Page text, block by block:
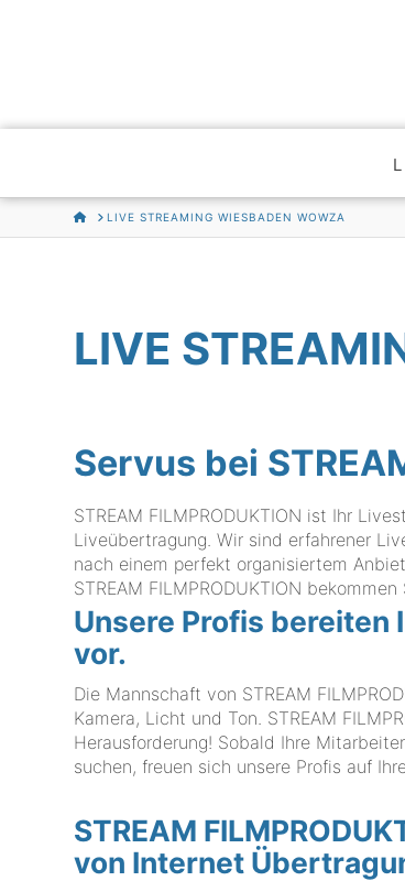
HOMELIVE STREAMING WIESBADEN WOWZA
LIVE
Servus bei
STREAM FILMPRODUKTION ist Ihr
Liveübertragung. Wir sind erfahrener
nach einem perfekt organisiertem
STREAM FILMPRODUKTION
Unsere Profis bereiten
vor.
Die Mannschaft von STREAM
Kamera, Licht und Ton. STREAM
Herausforderung! Sobald Ihre
suchen, freuen sich unsere Profis auf
STREAM
von Internet